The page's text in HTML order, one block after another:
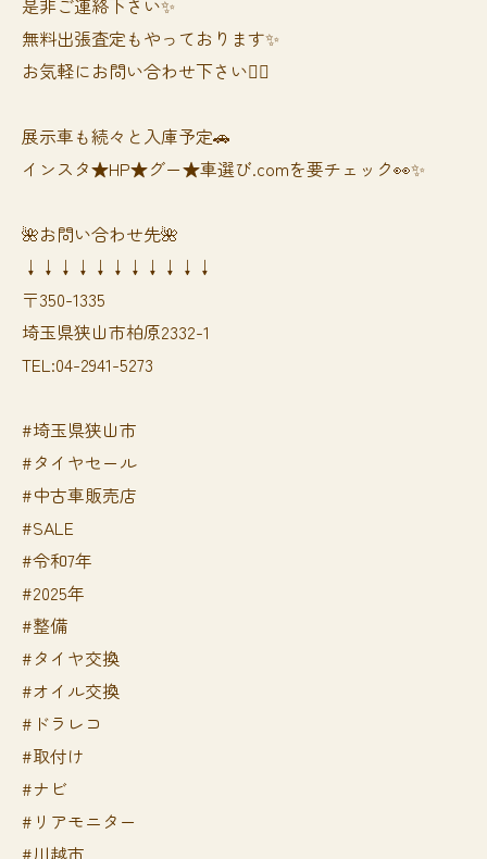
是非ご連絡下さい✨
無料出張査定もやっております✨
お気軽にお問い合わせ下さい🙆‍♀️
展示車も続々と入庫予定🚗
インスタ★HP★グー★車選び.comを要チェック👀✨
🌺お問い合わせ先🌺
↓↓↓↓↓↓↓↓↓↓↓
〒350-1335
埼玉県狭山市柏原2332-1
TEL:04-2941-5273
#埼玉県狭山市
#タイヤセール
#中古車販売店
#SALE
#令和7年
#2025年
#整備
#タイヤ交換
#オイル交換
#ドラレコ
#取付け
#ナビ
#リアモニター
#川越市